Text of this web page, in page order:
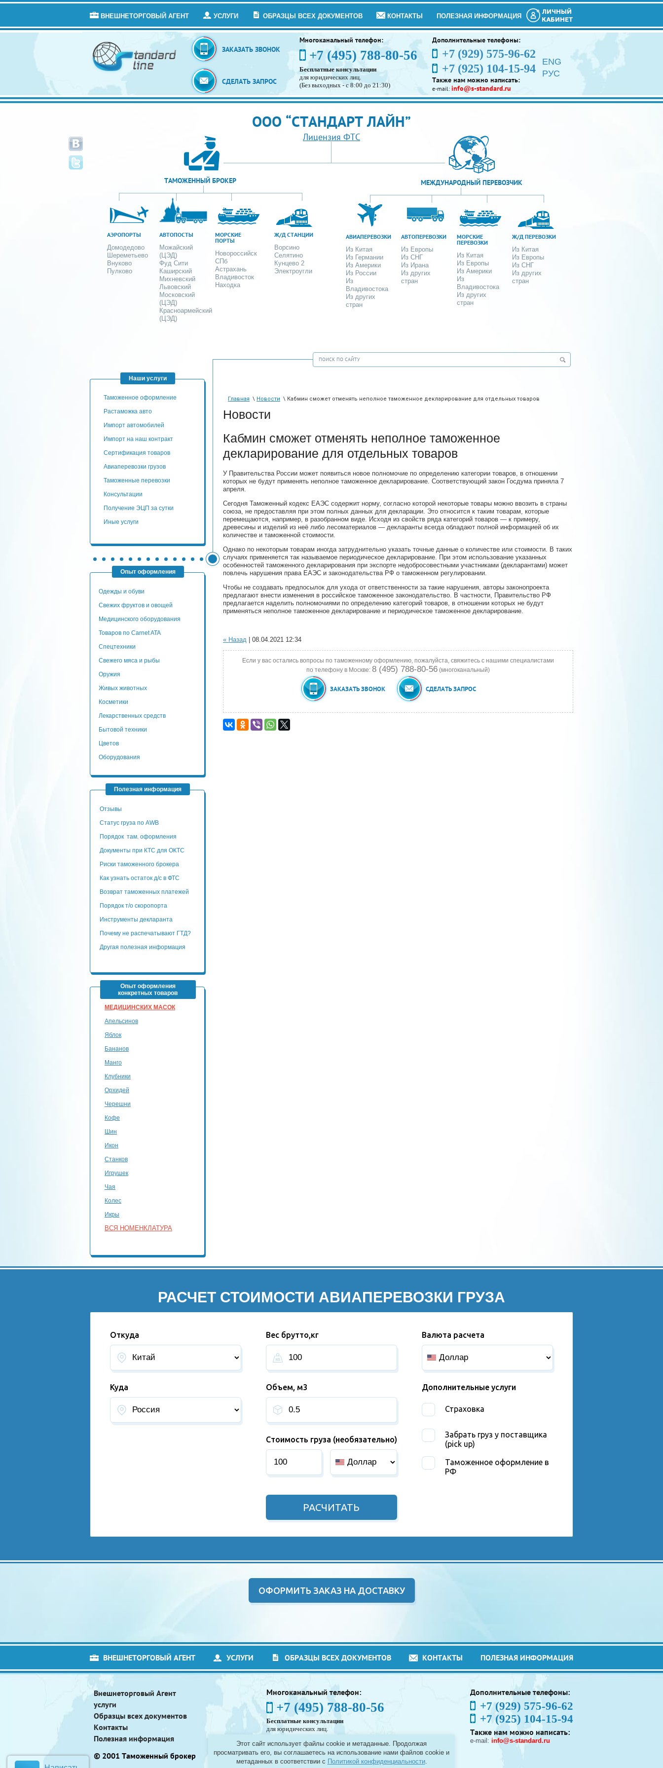
Этот сайт использует файлы cookie и метаданные. Продолжая
просматривать его, вы соглашаетесь на использование нами файлов cookie и
метаданных в соответствии с Политикой конфиденциальности.
ВНЕШНЕТОРГОВЫЙ АГЕНТ УСЛУГИ ОБРАЗЦЫ ВСЕХ ДОКУМЕНТОВ КОНТАКТЫ ПОЛЕЗНАЯ ИНФОРМАЦИЯ
ЛИЧНЫЙ
КАБИНЕТ
ЗАКАЗАТЬ ЗВОНОК
СДЕЛАТЬ ЗАПРОС
Многоканальный телефон:
+7 (495) 788-80-56
Бесплатные консультации
для юридических лиц.
(Без выходных - с 8:00 до 21:30)
Дополнительные телефоны:
+7 (929) 575-96-62
+7 (925) 104-15-94
Также нам можно написать:
e-mail: info@s-standard.ru
ENG
РУС
ООО “СТАНДАРТ ЛАЙН”
Лицензия ФТС
ТАМОЖЕННЫЙ БРОКЕР
АЭРОПОРТЫ
Домодедово
Шереметьево
Внуково
Пулково
АВТОПОСТЫ
Можайский
(ЦЭД)
Фуд Сити
Каширский
Михневский
Львовский
Московский
(ЦЭД)
Красноармейский
(ЦЭД)
МОРСКИЕ
ПОРТЫ
Новороссийск
СПб
Астрахань
Владивосток
Находка
Ж/Д СТАНЦИИ
Ворсино
Селятино
Кунцево 2
Электроугли
МЕЖДУНАРОДНЫЙ ПЕРЕВОЗЧИК
АВИАПЕРЕВОЗКИ
Из Китая
Из Германии
Из Америки
Из России
Из
Владивостока
Из других
стран
АВТОПЕРЕВОЗКИ
Из Европы
Из СНГ
Из Ирана
Из других
стран
МОРСКИЕ
ПЕРЕВОЗКИ
Из Китая
Из Европы
Из Америки
Из
Владивостока
Из других
стран
Ж/Д ПЕРЕВОЗКИ
Из Китая
Из Европы
Из СНГ
Из других
стран
Наши услуги
таможенное оформление
Растаможка авто
Импорт автомобилей
импорт на наш контракт
сертификация товаров
авиаперевозки грузов
таможенные перевозки
консультации
Получение ЭЦП за сутки
Иные услуги
Опыт оформления
Одежды и обуви
Свежих фруктов и овощей
Медицинского оборудования
Товаров по Carnet ATA
Спецтехники
Свежего мяса и рыбы
Оружия
Живых животных
Косметики
Лекарственных средств
Бытовой техники
Цветов
Оборудования
Полезная информация
Отзывы
Статус груза по AWB
Порядок там. оформления
Документы при КТС для ОКТС
Риски таможенного брокера
Как узнать остаток д/с в ФТС
Возврат таможенных платежей
Порядок т/о скоропорта
Инструменты декларанта
Почему не распечатывают ГТД?
Другая полезная информация
Опыт оформления
конкретных товаров
МЕДИЦИНСКИХ МАСОК
Апельсинов
Яблок
Бананов
Манго
Клубники
Орхидей
Черешни
Кофе
Шин
Икон
Станков
Игрушек
Чая
Колес
Икры
ВСЯ НОМЕНКЛАТУРА
Главная \ Новости \ Кабмин сможет отменять неполное таможенное декларирование для отдельных товаров
Новости
Кабмин сможет отменять неполное таможенное
декларирование для отдельных товаров
У Правительства России может появиться новое полномочие по определению категории товаров, в отношении
которых не будут применять неполное таможенное декларирование. Соответствующий закон Госдума приняла 7
апреля.
Сегодня Таможенный кодекс ЕАЭС содержит норму, согласно которой некоторые товары можно ввозить в страны
союза, не предоставляя при этом полных данных для декларации. Это относится к таким товарам, которые
перемещаются, например, в разобранном виде. Исходя из свойств ряда категорий товаров — к примеру,
древесины и изделий из неё либо лесоматериалов — декларанты всегда обладают полной информацией об их
количестве и таможенной стоимости.
Однако по некоторым товарам иногда затруднительно указать точные данные о количестве или стоимости. В таких
случаях применяется так называемое периодическое декларирование. При этом использование указанных
особенностей таможенного декларирования при экспорте недобросовестными участниками (декларантами) может
повлечь нарушения права ЕАЭС и законодательства РФ о таможенном регулировании.
Чтобы не создавать предпосылок для ухода от ответственности за такие нарушения, авторы законопроекта
предлагают внести изменения в российское таможенное законодательство. В частности, Правительство РФ
предлагается наделить полномочиями по определению категорий товаров, в отношении которых не будут
применяться неполное таможенное декларирование и периодическое таможенное декларирование.
« Назад | 08.04.2021 12:34
Если у вас остались вопросы по таможенному оформлению, пожалуйста, свяжитесь с нашими специалистами
по телефону в Москве: 8 (495) 788-80-56 (многоканальный)
ЗАКАЗАТЬ ЗВОНОК СДЕЛАТЬ ЗАПРОС
РАСЧЕТ СТОИМОСТИ АВИАПЕРЕВОЗКИ ГРУЗА
Откуда
Куда
Вес брутто,кг
Объем, м3
Стоимость груза (необязательно)
Валюта расчета
Дополнительные услуги
Страховка
Забрать груз у поставщика
(pick up)
Таможенное оформление в
РФ
РАСЧИТАТЬ
ОФОРМИТЬ ЗАКАЗ НА ДОСТАВКУ
ВНЕШНЕТОРГОВЫЙ АГЕНТ УСЛУГИ ОБРАЗЦЫ ВСЕХ ДОКУМЕНТОВ КОНТАКТЫ ПОЛЕЗНАЯ ИНФОРМАЦИЯ
Внешнеторговый Агент
услуги
Образцы всех документов
Контакты
Полезная информация
© 2001 Таможенный брокер
Многоканальный телефон:
+7 (495) 788-80-56
Бесплатные консультации
для юридических лиц.
Таможенное оформление грузов в аэропортах
Москвы - Шереметьево, Домодедово и Внуково, а
Дополнительные телефоны:
+7 (929) 575-96-62
+7 (925) 104-15-94
Также нам можно написать:
e-mail: info@s-standard.ru